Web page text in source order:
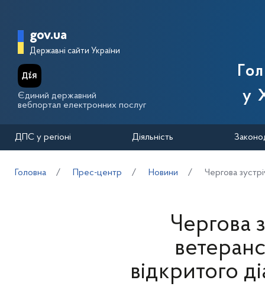
Головна сторінка Державної
gov.ua
Державні сайти України
Єдиний державний
вебпортал електронних послуг
у
ДПС у регіоні Діяльність
Головна Прес-центр Новини Чергова
Чергова
відкритого